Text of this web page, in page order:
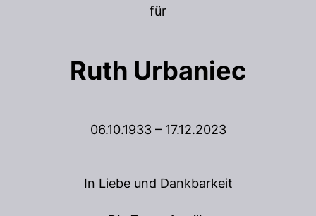
für
Ruth Urbaniec
06.10.1933 – 17.12.2023
In Liebe und Dankbarkeit